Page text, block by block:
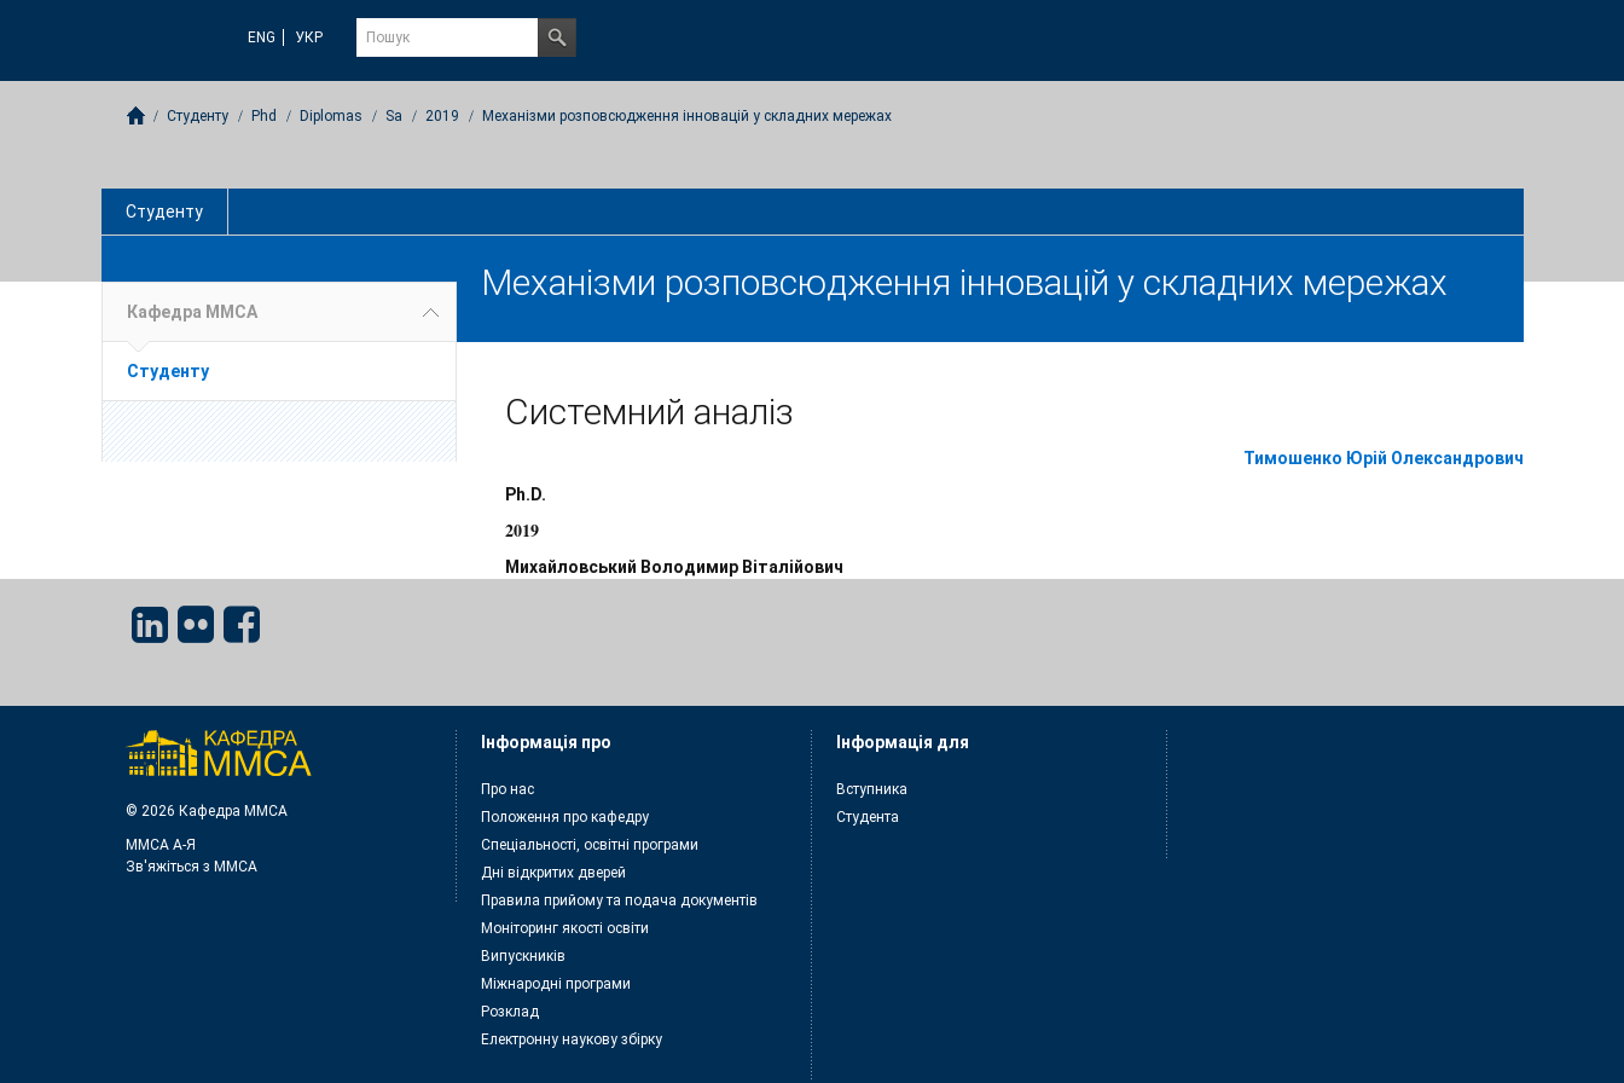
ENG УКР
Студенту Phd Diplomas Sa 2019 Механізми розповсюдження інновацій у складних мережах
Студенту
Механізми розповсюдження інновацій у складних мережах
Кафедра ММСА
Студенту
Системний аналіз
Тимошенко Юрій Олександрович
Ph.D.
2019
Михайловський Володимир Віталійович
© 2026 Кафедра ММСА
ММСА A-Я
Зв'яжіться з MMСА
Інформація про
Про нас
Положення про кафедру
Спеціальності, освітні програми
Дні відкритих дверей
Правила прийому та подача документiв
Моніторинг якості освіти
Випускників
Міжнародні програми
Розклад
Електронну наукову збірку
Інформація для
Вступника
Студента